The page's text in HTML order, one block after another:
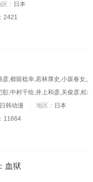
： 日本
2421
彦,都留稔幸,若林厚史,小坂春女,
彰,中村千绘,井上和彦,关俊彦,松
韩动漫 地区： 日本
11664
血狱